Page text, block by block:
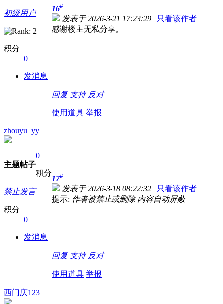
初级用户
积分
0
发消息
16#
发表于 2026-3-21 17:23:29 | 只看该作者
感谢楼主无私分享。
回复 支持 反对
使用道具 举报
zhouyu_yy
主题帖子
0
积分
禁止发言
积分
0
发消息
17#
发表于 2026-3-18 08:22:32 | 只看该作者
提示: 作者被禁止或删除 内容自动屏蔽
回复 支持 反对
使用道具 举报
西门庆123